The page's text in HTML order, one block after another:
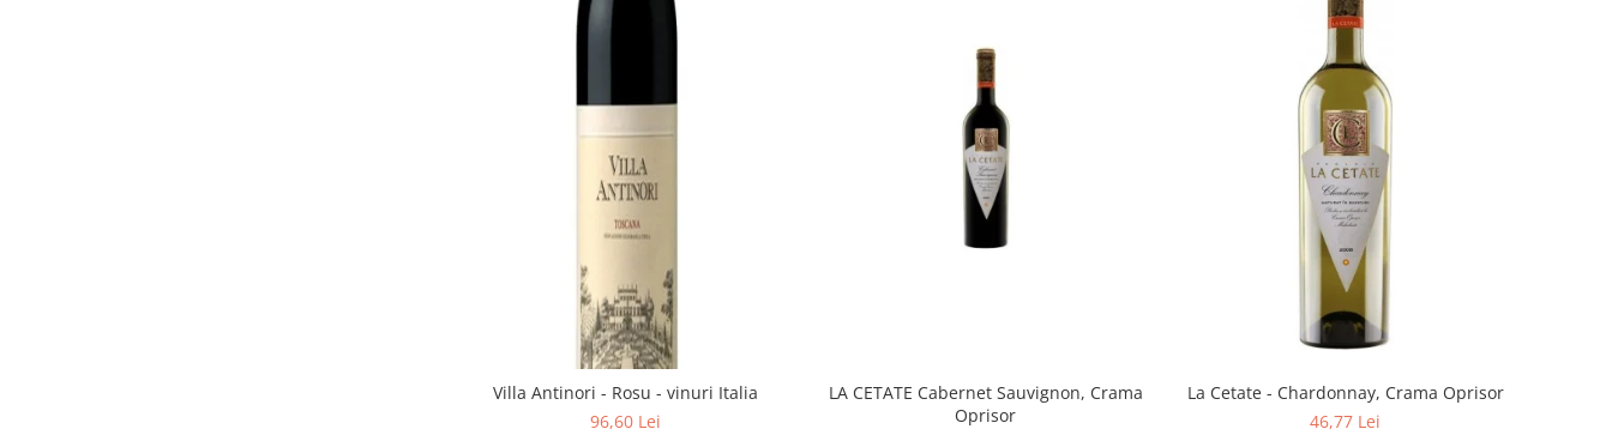
Villa Antinori - Rosu - vinuri Italia
96,60 Lei
LA CETATE Cabernet Sauvignon, Crama
Oprisor
La Cetate - Chardonnay, Crama Oprisor
46,77 Lei